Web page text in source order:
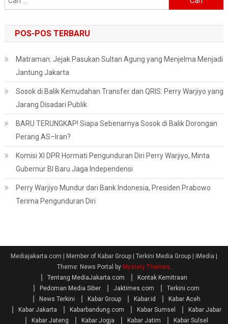
untuk:
POS-POS TERBARU
Matraman: Jejak Pasukan Sultan Agung yang Menjelma Menjadi
Jantung Jakarta
Sosok di Balik Kemudahan Transfer dan QRIS: Perry Warjiyo yang
Jarang Disadari Publik
BARU TERUNGKAP! Siapa Sebenarnya Sosok di Balik Dorongan
Perang AS–Iran?
Komisi XI DPR Hormati Pengunduran Diri Perry Warjiyo, Minta
Gubernur BI Baru Jaga Independensi
Perry Warjiyo Mundur dari Bank Indonesia, Presiden Prabowo
Terima Pengunduran Diri
Mediajakarta.com | Member of Kabar Group | Terkini Media Group | iMedia
Theme: News Portal by Mystery Themes.
Tentang MediaJakarta.com
Kontak Kemitraan
Pedoman Media Siber
Jaktimes.com
Terkini.com
News Terkini
Kabar Group Kabar.id
Kabar Aceh
Kabar Jakarta
Kabarbandung.com Kabar Sumsel
Kabar Jabar
Kabar Jateng
Kabar Jogja Kabar Jatim Kabar Sulsel